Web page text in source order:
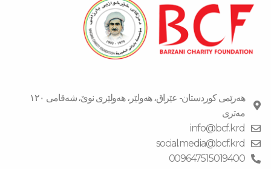
هەرێمی کوردستان- عێراق، هەولێر، هەولێری نوێ، شەقامی ١٢٠
مەتری
info@bcf.krd
social.media@bcf.krd
009647515019400